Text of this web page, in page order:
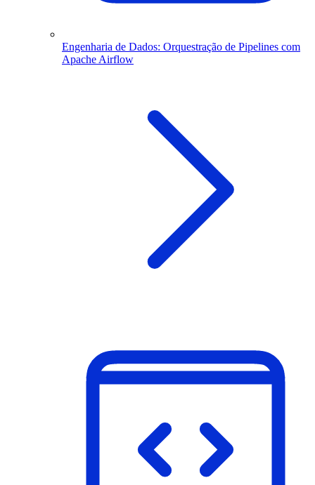
Engenharia de Dados: Orquestração de Pipelines com
Apache Airflow